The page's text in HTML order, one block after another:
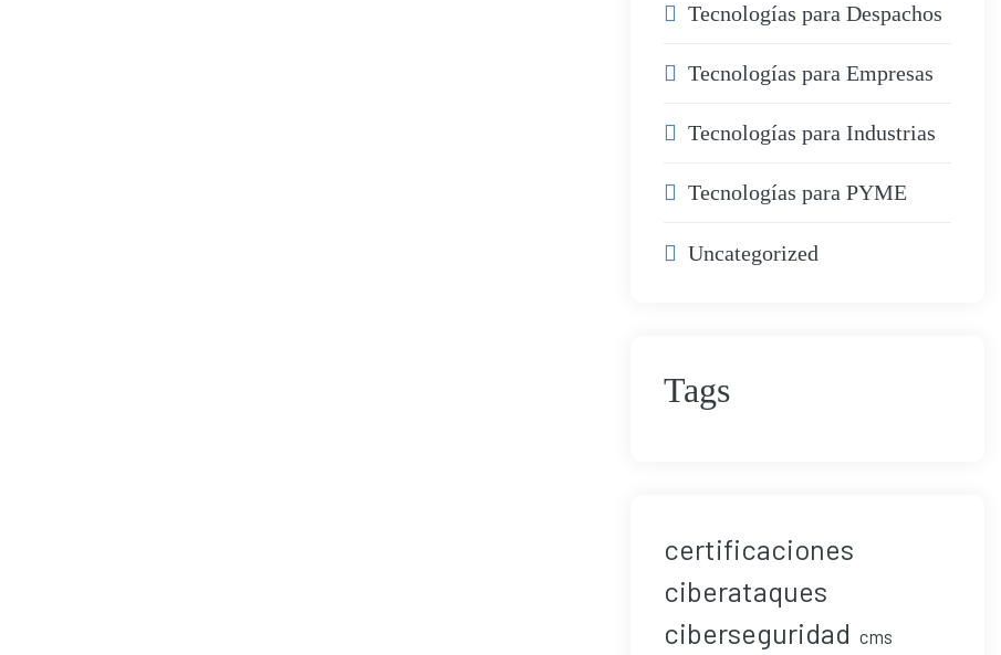
Tecnologías para Despachos
Tecnologías para Empresas
Tecnologías para Industrias
Tecnologías para PYME
Uncategorized
Tags
certificaciones
ciberataques
ciberseguridad cms